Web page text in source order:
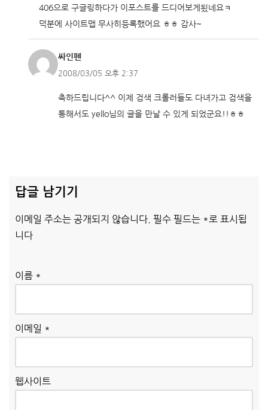
406으로 구글링하다가 이포스트를 드디어보게됬네요ㅋ
덕분에 사이트맵 무사히등록했어요 ㅎㅎ 감사~
싸인펜
2008/03/05 오후 2:37
축하드립니다^^ 이제 검색 크롤러들도 다녀가고 검색을
통해서도 yello님의 글을 만날 수 있게 되었군요!!ㅎㅎ
답글 남기기
이메일 주소는 공개되지 않습니다. 필수 필드는 * 로 표시됩
니다
이름 *
이메일 *
웹사이트